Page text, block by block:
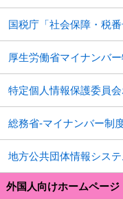
国税庁「社会保障・税
厚生労働省マイナンバ
特定個人情報保護委員
総務省-マイナンバー制
地方公共団体情報シス
外国人向けホームページ